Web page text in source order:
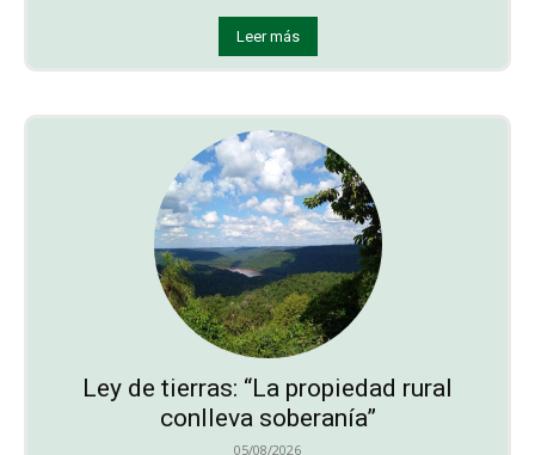
Leer más
Ley de tierras: “La propiedad rural
conlleva soberanía”
05/08/2026